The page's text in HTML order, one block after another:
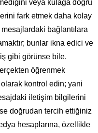
veya kulağa doğru
fark etmek daha kolay
bağlantılara
bunlar ikna edici ve
gibi görünse bile.
öğrenmek
olarak kontrol edin; yani
iletişim bilgilerini
doğrudan tercih ettiğiniz
hesaplarına, özellikle